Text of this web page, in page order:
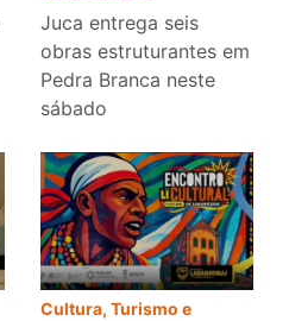
Juca entrega seis
obras estruturantes em
Pedra Branca neste
sábado
Cultura, Turismo e